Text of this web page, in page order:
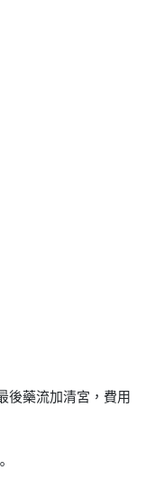
後藥流加清宮，費用